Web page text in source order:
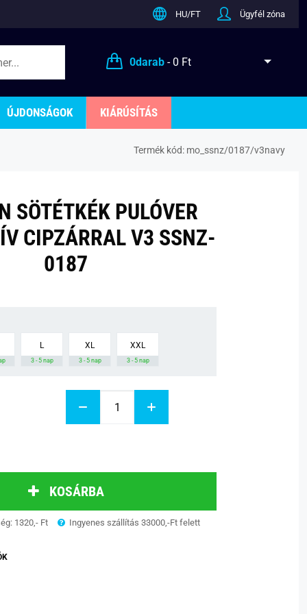
HU/FT Ügyfél zóna
0darab- 0 Ft
ÚJDONSÁGOK KIÁRÚSÍTÁS
Termék kód: mo_ssnz/0187/v3navy
SÖTÉTKÉK PULÓVER
CIPZÁRRAL V3 SSNZ-
0187
L
3 - 5 nap
XL
3 - 5 nap
XXL
3 - 5 nap
KOSÁRBA
1320,- Ft Ingyenes szállítás 33000,-Ft felett